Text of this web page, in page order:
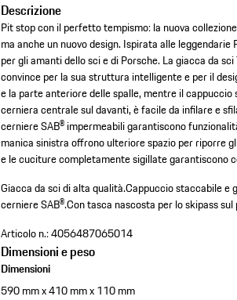
Descrizione
Pit stop con il perfetto tempismo: la nuova
ma anche un nuovo design. Ispirata alle
per gli amanti dello sci e di Porsche. La giacca da
convince per la sua struttura intelligente e per il
e la parte anteriore delle spalle, mentre il
cerniera centrale sul davanti, è facile da infilare e
cerniere SAB® impermeabili garantiscono
manica sinistra offrono ulteriore spazio per riporre
e le cuciture completamente sigillate garantiscono
Giacca da sci di alta qualità.Cappuccio staccabile e
cerniere SAB®.Con tasca nascosta per lo skipass sul
Articolo n.:4056487065014
Dimensioni e peso
Dimensioni
590 mm x 410 mm x 110 mm